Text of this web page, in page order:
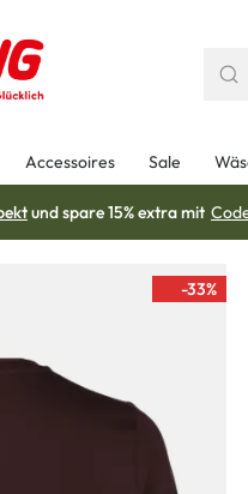
Accessoires Sale
und spare 15% extra mit
-33%